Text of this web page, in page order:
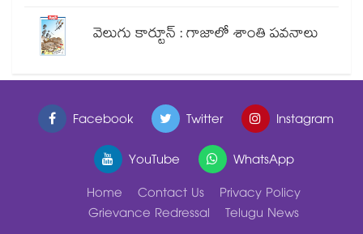
వెలుగు కార్టూన్ : గాజాలో శాంతి పవనాలు
Facebook Twitter
Instagram
YouTube
WhatsApp
Home
Contact Us
Privacy Policy
Grievance Redressal
Telugu News